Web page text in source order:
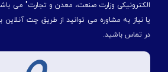
الكترونیكی وزارت صنعت، معدن و تجارت" می
یا نیاز به مشاوره می توانید از طریق چت
در تماس باشید.